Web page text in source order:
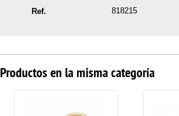
Ref. 818215
Productos en la misma categoría